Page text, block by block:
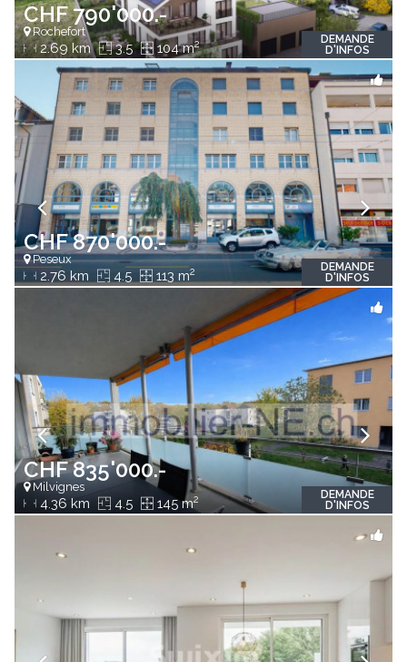
CHF 790'000.-
Rochefort
2.69 km 3.5 104 m2
DEMANDE
D'INFOS
CHF 870'000.-
Peseux
2.76 km 4.5 113 m2
DEMANDE
D'INFOS
CHF 835'000.-
Milvignes
4.36 km 4.5 145 m2
DEMANDE
D'INFOS